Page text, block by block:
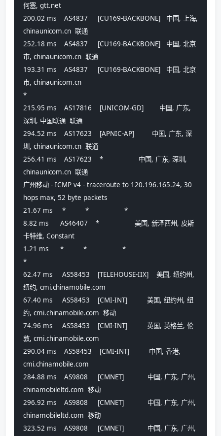
何塞, gtt.net
200.02 ms    AS4837     [CU169-BACKBONE]   中国, 上海,
chinaunicom.cn  联通
252.18 ms    AS4837     [CU169-BACKBONE]   中国, 北京
市, chinaunicom.cn  联通
193.31 ms    AS4837     [CU169-BACKBONE]   中国, 北京
市, chinaunicom.cn
*
215.95 ms    AS17816    [UNICOM-GD]        中国, 广东,
深圳, 中国联通  联通
294.52 ms    AS17623    [APNIC-AP]         中国, 广东, 深
圳, chinaunicom.cn  联通
256.41 ms    AS17623    *                  中国, 广东, 深圳,
chinaunicom.cn  联通
广州移动 - ICMP v4 - traceroute to 120.196.165.24, 30
hops max, 52 byte packets
21.67 ms     *          *                  *
8.82 ms      AS46407    *                  美国, 新泽西州, 皮斯
卡特维, Constant
1.21 ms      *          *                  *
*
62.47 ms     AS58453    [TELEHOUSE-IIX]    美国, 纽约州,
纽约, cmi.chinamobile.com
67.40 ms     AS58453    [CMI-INT]          美国, 纽约州, 纽
约, cmi.chinamobile.com  移动
74.96 ms     AS58453    [CMI-INT]          英国, 英格兰, 伦
敦, cmi.chinamobile.com
290.04 ms    AS58453    [CMI-INT]          中国, 香港,
cmi.chinamobile.com
284.88 ms    AS9808     [CMNET]            中国, 广东, 广州,
chinamobileltd.com  移动
296.92 ms    AS9808     [CMNET]            中国, 广东, 广州,
chinamobileltd.com  移动
323.52 ms    AS9808     [CMNET]            中国, 广东, 广州,